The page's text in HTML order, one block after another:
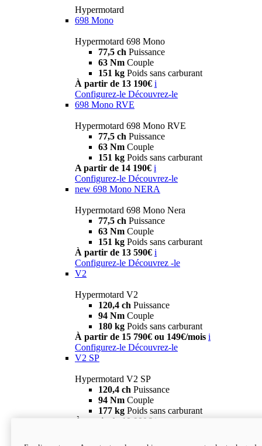
Hypermotard
698 Mono
Hypermotard 698 Mono
77,5 ch Puissance
63 Nm Couple
151 kg Poids sans carburant
À partir de 13 190€ i
Configurez-le Découvrez-le
698 Mono RVE
Hypermotard 698 Mono RVE
77,5 ch Puissance
63 Nm Couple
151 kg Poids sans carburant
A partir de 14 190€ i
Configurez-le Découvrez-le
new 698 Mono NERA
Hypermotard 698 Mono Nera
77,5 ch Puissance
63 Nm Couple
151 kg Poids sans carburant
À partir de 13 590€ i
Configurez-le Découvrez -le
V2
Hypermotard V2
120,4 ch Puissance
94 Nm Couple
180 kg Poids sans carburant
À partir de 15 790€ ou 149€/mois i
Configurez-le Découvrez-le
V2 SP
Hypermotard V2 SP
120,4 ch Puissance
94 Nm Couple
177 kg Poids sans carburant
À partir de 19 990€ i
new
V2 SP 100